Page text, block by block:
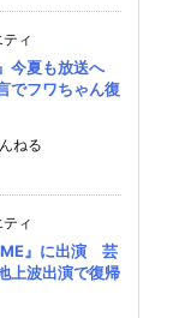
ィ
今夏も放送へ
でフワちゃん復
ねる
ィ
』に出演 芸
上波出演で復帰